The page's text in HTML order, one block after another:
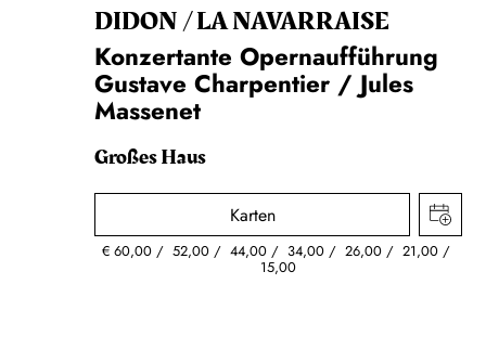
DIDON / LA NAVAR­RAISE
Konzertante Opernaufführung
Gustave Charpentier / Jules
Massenet
Großes Haus
Karten
€60,00 52,00 44,00 34,00 26,00 21,00
15,00